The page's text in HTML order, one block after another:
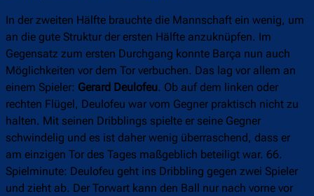
In der zweiten Hälfte brauchte die Mannschaft ein wenig, um
an die gute Struktur der ersten Hälfte anzuknüpfen. Im
Gegensatz zum ersten Durchgang konnte Barça nun auch
Möglichkeiten vor dem Tor verbuchen. Das lag vor allem an
einem Spieler: Gerard Deulofeu. Ob auf dem linken oder
rechten Flügel, Deulofeu war vom Gegner praktisch nicht zu
halten. Mit seinen Dribblings spielte er seine Gegner
schwindelig und es ist daher wenig überraschend, dass er
am einzigen Tor des Tages maßgeblich beteiligt war. 66.
Spielminute: Deulofeu geht ins Dribbling gegen zwei Spieler
und zieht ab. Der Torwart kann den Ball nur nach vorne vor